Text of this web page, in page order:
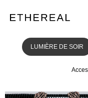
LUMIÈRE DE SOIR